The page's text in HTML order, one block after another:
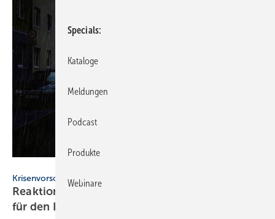
Krisenvorsorge
Reaktion auf Ber­li­ner Strom­aus­fall: Leit­fä­den
für den Ernst­fall
Specials
Kataloge
Meldungen
Podcast
Produkte
Webinare